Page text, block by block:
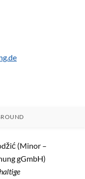
(Minor –
gGmbH)